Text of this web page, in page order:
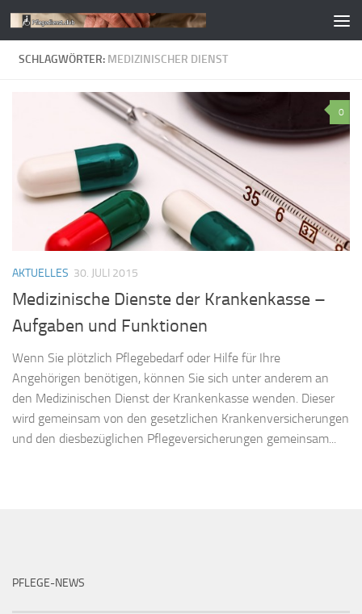
Zum Inhalt springen
SCHLAGWÖRTER: MEDIZINISCHER DIENST
0
AKTUELLES 30. JULI 2015
Medizinische Dienste der Krankenkasse –
Aufgaben und Funktionen
Wenn Sie plötzlich Pflegebedarf oder Hilfe für Ihre
Angehörigen benötigen, können Sie sich unter anderem an
den Medizinischen Dienst der Krankenkasse wenden. Dieser
wird gemeinsam von den gesetzlichen Krankenversicherungen
und den diesbezüglichen Pflegeversicherungen gemeinsam...
PFLEGE-NEWS